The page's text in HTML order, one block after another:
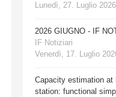
Lunedì, 27. Luglio
2026 GIUGNO - IF
IF Notiziari
Venerdì, 17. Luglio
Capacity estimation at
station: functional